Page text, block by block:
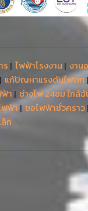
ร | ไฟฟ้าโรงงาน | งาน
| แก้ปัญหาแรงดันไฟตก |
า | ช่างไฟ 24ชม ใกล้
ฟฟ้า | ขอไฟฟ้าชั่วคราว|
ก